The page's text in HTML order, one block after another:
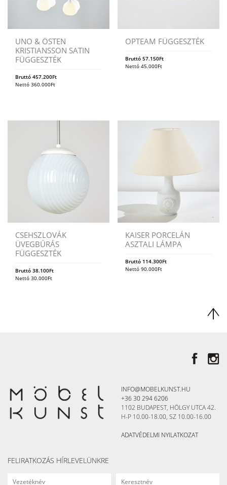
UNO & ÖSTEN
KRISTIANSSON SATIN
FÜGGESZTÉK
Bruttó 457.200Ft
Nettó 360.000Ft
OPTEAM FÜGGESZTÉK
Bruttó57.150Ft
Nettó45.000Ft
CSEHSZLOVÁK
ÜVEGBÚRÁS
FÜGGESZTÉK
Bruttó 38.100Ft
Nettó 30.000Ft
KAISER PORCELÁN
ASZTALI LÁMPA
Bruttó 114.300Ft
Nettó90.000Ft
INFO@MOBELKUNST.HU
+36 30 294 6206
1102 BUDAPEST, HÖLGY UTCA 42.
H-P 10.00-18.00, SZ 10.00-16.00
ADATVÉDELMI NYILATKOZAT
FELIRATKOZÁS HÍRLEVELÜNKRE